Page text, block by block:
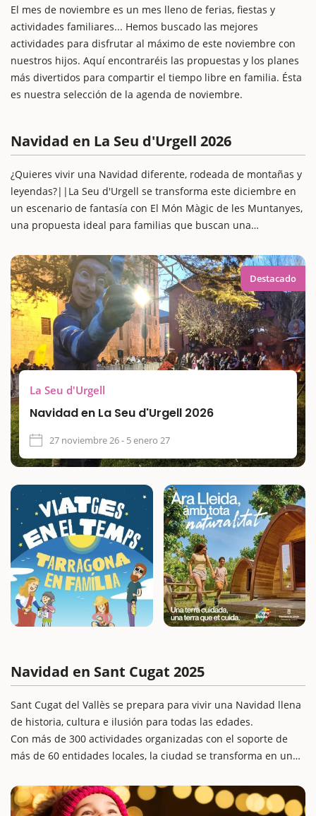
El mes de noviembre es un mes lleno de ferias, fiestas y
actividades familiares... Hemos buscado las mejores
actividades para disfrutar al máximo de este noviembre con
nuestros hijos. Aquí encontraréis las propuestas y los planes
más divertidos para compartir el tiempo libre en familia. Ésta
es nuestra selección de la agenda de noviembre.
Navidad en La Seu d'Urgell 2026
¿Quieres vivir una Navidad diferente, rodeada de montañas y
leyendas?||La Seu d'Urgell se transforma este diciembre en
un escenario de fantasía con El Món Màgic de les Muntanyes,
una propuesta ideal para familias que buscan una
Encontrarás un ambiente encantador con mercados de
Navidad, actividades familiares, gastronomía de proximidad,
adornos navideños y mucho más. La magia de la ciudad se
enciende con la iluminación navideña y culmina con la
llegada de los Reyes Magos.||Además, podrás descubrir las
leyendas de los minairons del Pirineo y seguir la Ruta de los
Tiones Mágicos, una actividad que fascina a pequeños y
grandes. Todo ello, una forma entrañable de vivir la Navidad
en la montaña.
La Seu d'Urgell
Navidad en La Seu d'Urgell 2026
27 noviembre 26 - 5 enero 27
Destacado
Navidad en Sant Cugat 2025
Sant Cugat del Vallès se prepara para vivir una Navidad llena
de historia, cultura e ilusión para todas las edades.
Con más de 300 actividades organizadas con el soporte de
más de 60 entidades locales, la ciudad se transforma en un
Encontrarás desde el esperado encendido de luces hasta
clásicos como el Quinto de Navidad, el Campamento Real y la